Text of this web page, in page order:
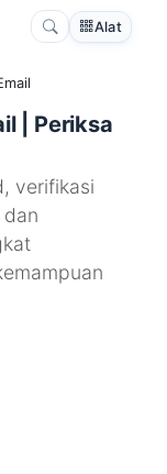
Alat
| Periksa
verifikasi